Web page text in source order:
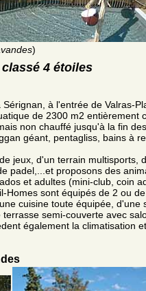
)
4 étoiles
à l'entrée de Valras-
de 2300 m2 entièrement
non chauffé jusqu'à la fin des
géant, pentagliss, bains à
jeux, d'un terrain multisports,
padel,...et proposons des
et adultes (mini-club, coin
Homes sont équipés de 2 ou
cuisine toute équipée, d'une
semi-couverte avec
également la climatisation